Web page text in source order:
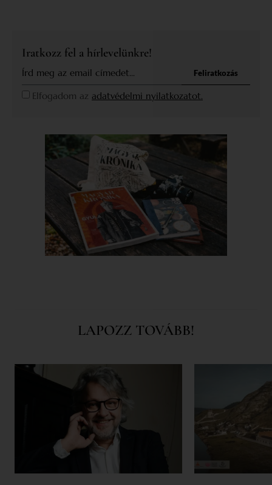
Iratkozz fel a hírlevelünkre!
Elfogadom az adatvédelmi nyilatkozatot.
Feliratkozás
LAPOZZ TOVÁBB!